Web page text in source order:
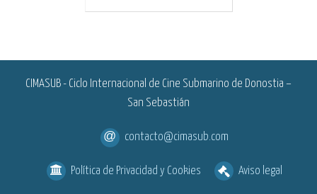
CIMASUB - Ciclo Internacional de Cine Submarino de Donostia –
San Sebastián
contacto@cimasub.com
Política de Privacidad y Cookies Aviso legal